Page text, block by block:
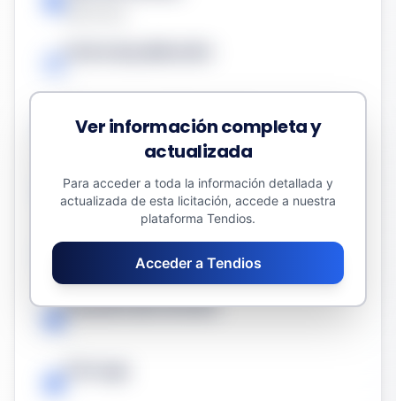
Presupuesto sin impuestos
Valor estimado del contrato
2400,00 €
Fecha límite
Duración del contrato
-
Ver información completa y
actualizada
Para acceder a toda la información detallada y
actualizada de esta licitación, accede a nuestra
plataforma Tendios.
Acceder a Tendios